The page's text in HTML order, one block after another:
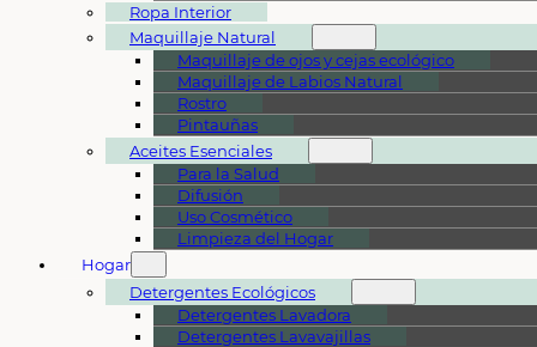
Ropa Interior
Maquillaje Natural
Maquillaje de ojos y cejas ecológico
Maquillaje de Labios Natural
Rostro
Pintauñas
Aceites Esenciales
Para la Salud
Difusión
Uso Cosmético
Limpieza del Hogar
Hogar
Detergentes Ecológicos
Detergentes Lavadora
Detergentes Lavavajillas